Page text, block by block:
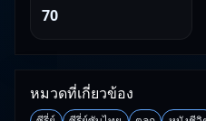
70
หมวดที่เกี่ยวข้อง